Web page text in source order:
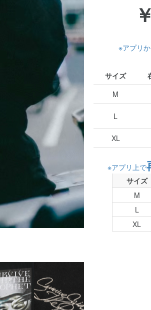
※アプリ
サイズ
M
L
XL
※アプリ上で
サイズ
M
L
XL